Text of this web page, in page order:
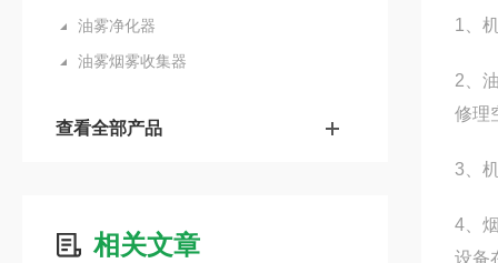
油雾净化器
油雾烟雾收集器
查看全部产品
相关文章
1、
2、
修理
3、
4、
设备